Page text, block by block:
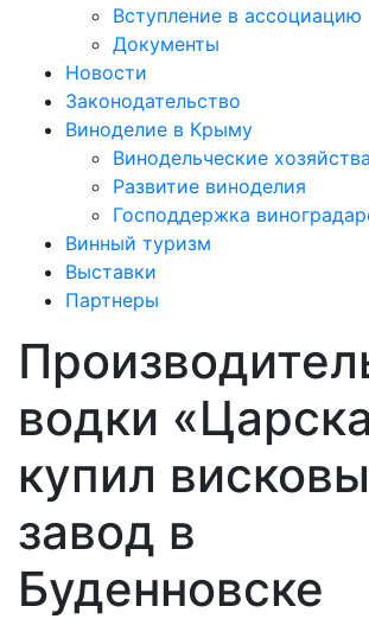
Вступление в ассоциацию
Документы
Новости
Законодательство
Виноделие в Крыму
Винодельческие хозяйства
Развитие виноделия
Господдержка
Винный туризм
Выставки
Партнеры
водки
купил
завод в
Буденновске